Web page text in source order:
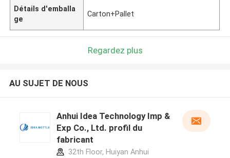
Détails d'emballa
ge
Carton+Pallet
Regardez plus
AU SUJET DE NOUS
Anhui Idea Technology Imp &
Exp Co., Ltd. profil du
fabricant
32th Floor, Huiyan Anhui